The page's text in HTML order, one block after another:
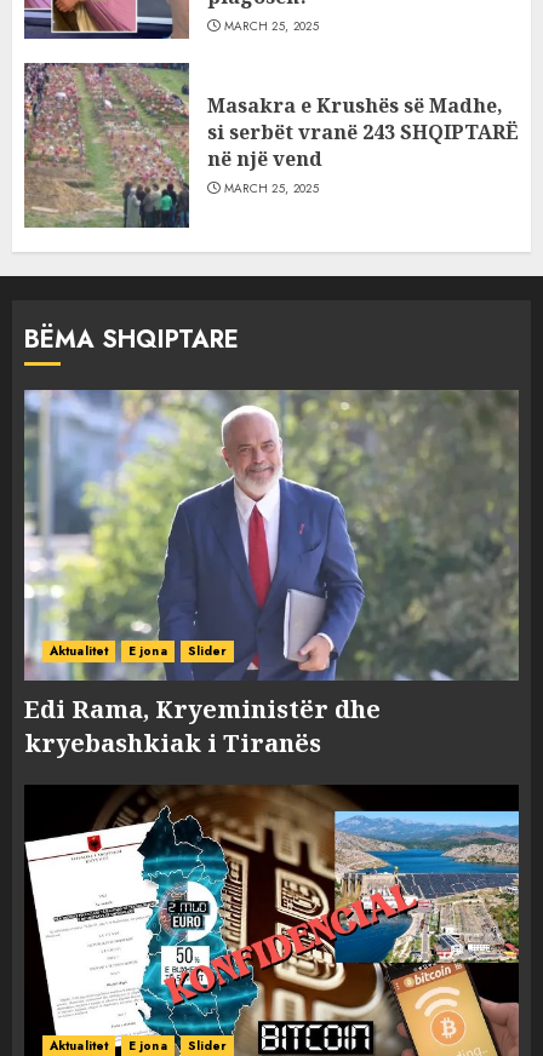
MARCH 25, 2025
Masakra e Krushës së Madhe,
si serbët vranë 243 SHQIPTARË
në një vend
MARCH 25, 2025
BËMA SHQIPTARE
Aktualitet E jona Slider
Edi Rama, Kryeministër dhe
kryebashkiak i Tiranës
Aktualitet E jona Slider